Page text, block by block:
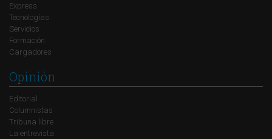
Express
Tecnologías
Servicios
Formación
Cargadores
Opinión
Editorial
Columnistas
Tribuna libre
La entrevista